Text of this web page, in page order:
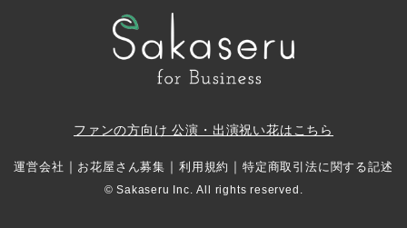
ファンの方向け 公演・出演祝い花はこちら
運営会社 ｜ お花屋さん募集 ｜ 利用規約 ｜ 特定商取引法に関する記述
© Sakaseru Inc. All rights reserved.